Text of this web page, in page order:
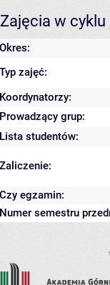
Zajęcia w
Okres:
Typ zajęć:
Koordynatorzy:
Prowadzący grup:
Lista studentów:
Zaliczenie:
Czy egzamin:
Numer semestru